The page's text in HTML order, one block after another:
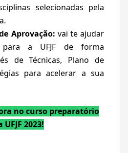
selecionadas pela
Aprovação: vai te ajudar
a UFJF de forma
de Técnicas, Plano de
para acelerar a sua
no curso preparatório
UFJF 2023!